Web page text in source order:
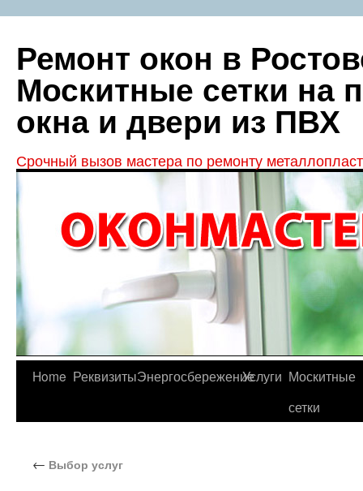
Ремонт окон в
Москитные сетки на
окна и двери из ПВХ
Срочный вызов мастера по ремонту
Home РеквизитыЭнергосбережениеУслуги Москитные
сетки
← Выбор услуг